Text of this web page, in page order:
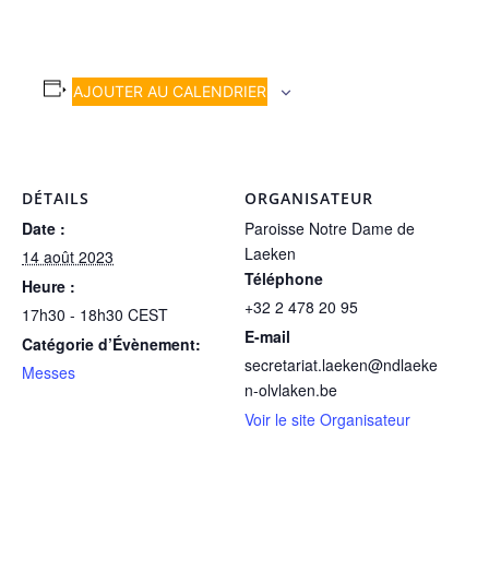
AJOUTER AU CALENDRIER
DÉTAILS
Date :
14 août 2023
Heure :
17h30 - 18h30 CEST
Catégorie d’Évènement:
Messes
ORGANISATEUR
Paroisse Notre Dame de
Laeken
Téléphone
+32 2 478 20 95
E-mail
secretariat.laeken@ndlaeke
n-olvlaken.be
Voir le site Organisateur